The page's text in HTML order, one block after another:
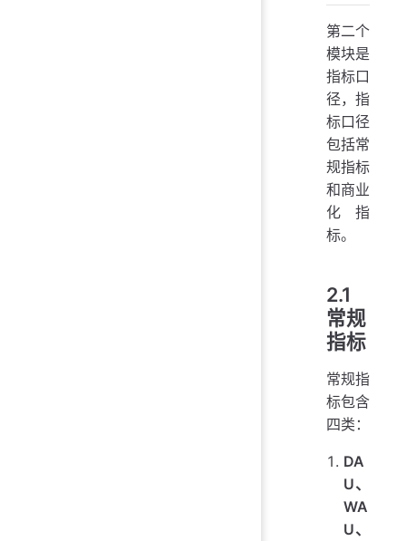
第二个
模块是
指标口
径，指
标口径
包括常
规指标
和商业
化指
标。
2.1
常规
指标
常规指
标包含
四类：
DA
U、
WA
U、